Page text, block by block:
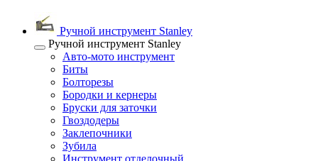
Ручной инструмент Stanley
Ручной инструмент Stanley
Авто-мото инструмент
Биты
Болторезы
Бородки и кернеры
Бруски для заточки
Гвоздодеры
Заклепочники
Зубила
Инструмент отделочный